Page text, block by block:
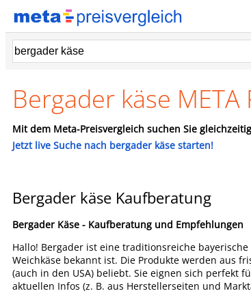
Bergader käse
Mit dem Meta-Preisvergleich suchen Sie
Jetzt live Suche nach bergader käse starten!
Bergader käse Kaufberatung
Bergader Käse - Kaufberatung und Empfehlungen
Hallo! Bergader ist eine traditionsreiche
Weichkäse bekannt ist. Die Produkte werden aus
(auch in den USA) beliebt. Sie eignen sich perfekt
aktuellen Infos (z. B. aus Herstellerseiten und